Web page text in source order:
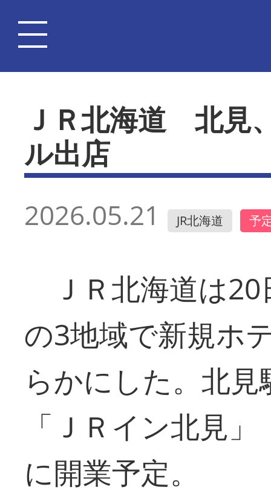
ＪＲ北海道 北見
ル出店
2026.05.21 JR北海道 予
ＪＲ北海道は20
の3地域で新規ホ
らかにした。北
「ＪＲイン北見
に開業予定。